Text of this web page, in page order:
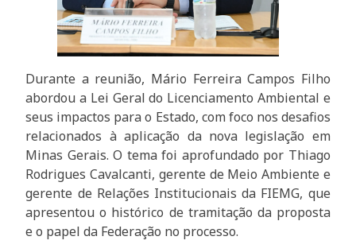
Durante a reunião, Mário Ferreira Campos Filho
abordou a Lei Geral do Licenciamento Ambiental e
seus impactos para o Estado, com foco nos desafios
relacionados à aplicação da nova legislação em
Minas Gerais. O tema foi aprofundado por Thiago
Rodrigues Cavalcanti, gerente de Meio Ambiente e
gerente de Relações Institucionais da FIEMG, que
apresentou o histórico de tramitação da proposta
e o papel da Federação no processo.